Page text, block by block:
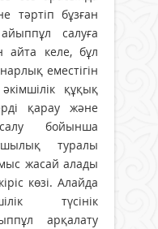
тәртіп бұзған
салуға
айта келе, бұл
еместігін
құқық
қарау және
бойынша
туралы
жасай алады
көзі. Алайда
түсінік
арқалату